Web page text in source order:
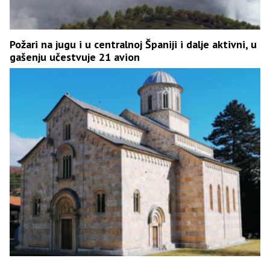
Požari na jugu i u centralnoj Španiji i dalje aktivni, u
gašenju učestvuje 21 avion